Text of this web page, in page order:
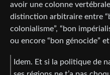
avoir une colonne
distinction arbitraire entre
colonialisme”, “bon
ou encore “bon génocide”
Idem. Et si la politique de